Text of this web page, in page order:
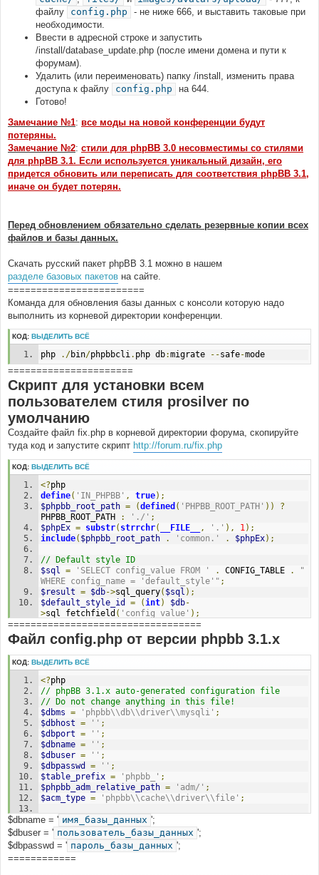
файлу
config.php
- не ниже 666, и выставить таковые при
необходимости.
Ввести в адресной строке и запустить
/install/database_update.php (после имени домена и пути к
форумам).
Удалить (или переименовать) папку /install, изменить права
доступа к файлу
config.php
на 644.
Готово!
Замечание №1: все моды на новой конференции будут
потеряны.
Замечание №2: стили для phpBB 3.0 несовместимы со стилями
для phpBB 3.1. Если используется уникальный дизайн, его
придется обновить или переписать для соответствия phpBB 3.1,
иначе он будет потерян.
Перед обновлением обязательно сделать резервные копии всех
файлов и базы данных.
Скачать русский пакет phpBB 3.1 можно в нашем
разделе базовых пакетов на сайте.
========================
Команда для обновления базы данных с консоли которую надо
выполнить из корневой директории конференции.
КОД: ВЫДЕЛИТЬ ВСЁ
php ./bin/phpbbcli. php db:migrate --safe-mode
======================
Скрипт для установки всем
пользователем стиля prosilver по
умолчанию
Создайте файл fix.php в корневой директории форума, скопируйте
туда код и запустите скрипт http://forum.ru/fix.php
КОД: ВЫДЕЛИТЬ ВСЁ
<?php
define( 'IN_PHPBB' , true);
$phpbb_root_path = (defined ( 'PHPBB_ROOT_PATH' ))
?
PHPBB_ROOT_PATH
: './' ;
$phpEx = substr( strrchr( __FILE__ , '.' ), 1);
include( $phpbb_root_path . 'common.' . $phpEx);
// Default style ID
$sql = 'SELECT config_value FROM ' . CONFIG_TABLE .
"
WHERE config_name = 'default_style'" ;
$result = $db->sql_query( $sql );
$default_style_id
= (int) $db-
>sql_fetchfield ( 'config_value' );
$db->sql_freeresult($result);
// Default style name
$sql = 'SELECT style_name FROM ' . STYLES_TABLE . '
WHERE style_id = '
$result
$default_style_name = $db-
> sql_fetchfield( 'style_name' );
$db-> sql_freeresult ( $result );
// Active styles
$sql =
'SELECT style_id, style_name, style_active
FROM '
. STYLES_TABLE
$result = $db ->
while
$row = $db ->sql_fetchrow
{
$styles_list[] = $row;
$db->sql_freeresult($result);
echo 'Default style: ' . $default_style_name
$default_style_id
==================================
Файл config.php от версии phpbb 3.1.x
КОД: ВЫДЕЛИТЬ ВСЁ
<?php
// phpBB 3.1.x auto-generated configuration file
// Do not change anything in this file!
$dbms = 'phpbb\\db\\driver\\mysqli' ;
$dbhost = '' ;
$dbport = '' ;
$dbname = '' ;
$dbuser = '' ;
$dbpasswd
= '' ;
$table_prefix = 'phpbb_' ;
$phpbb_adm_relative_path = 'adm/' ;
$acm_type = 'phpbb\\cache\\driver\\file' ;
@define( 'PHPBB_INSTALLED'
//@define('DEBUG', true);
//@define('PHPBB_DISPLAY_LOAD_TIME', true);
$dbname = ' имя_базы_данных ';
$dbuser = ' пользователь_базы_данных ';
$dbpasswd = ' пароль_базы_данных ';
============